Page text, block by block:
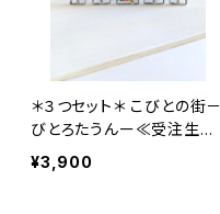
＊３つセット＊ こびとの街－
びとろたうんー≪受注生産
≫
¥3,900